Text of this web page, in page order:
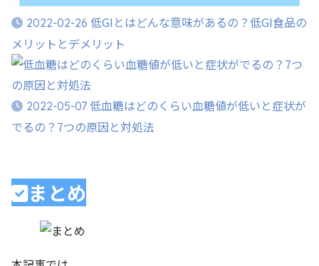
2022-02-26 低GIとはどんな意味があるの？低GI食品の
メリットとデメリット
2022-05-07 低血糖はどのくらい血糖値が低いと症状が
でるの？7つの原因と対処法
まとめ